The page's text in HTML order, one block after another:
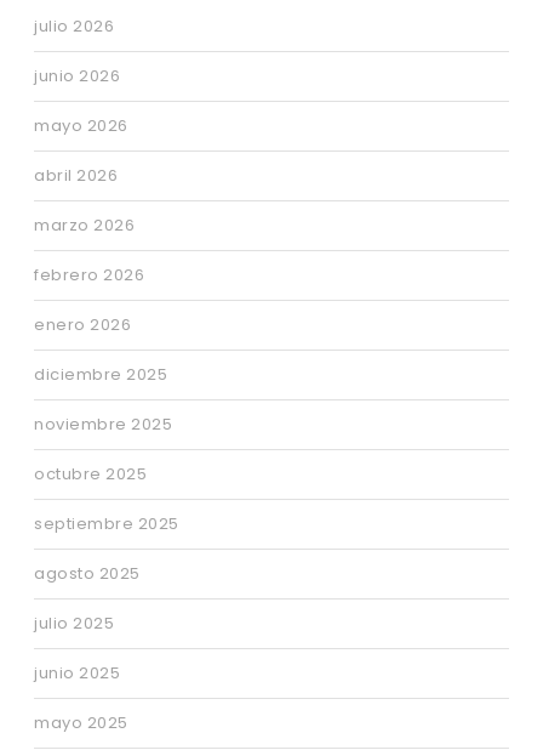
julio 2026
junio 2026
mayo 2026
abril 2026
marzo 2026
febrero 2026
enero 2026
diciembre 2025
noviembre 2025
octubre 2025
septiembre 2025
agosto 2025
julio 2025
junio 2025
mayo 2025